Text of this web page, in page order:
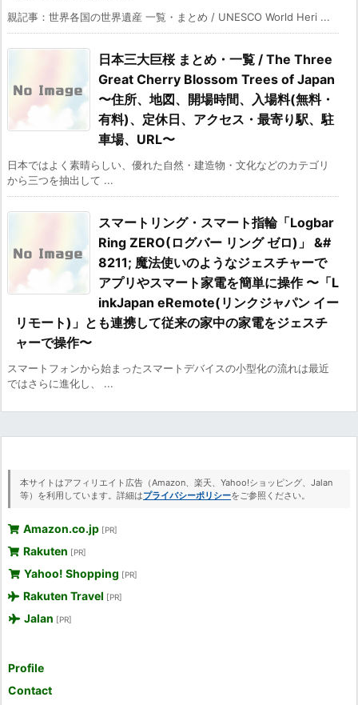
親記事：世界各国の世界遺産 一覧・まとめ / UNESCO World Heri ...
日本三大巨桜 まとめ・一覧 / The Three
Great Cherry Blossom Trees of Japan
〜住所、地図、開場時間、入場料(無料・
有料)、定休日、アクセス・最寄り駅、駐
車場、URL〜
日本ではよく素晴らしい、優れた自然・建造物・文化などのカテゴリ
から三つを抽出して ...
スマートリング・スマート指輪「Logbar
Ring ZERO(ログバー リング ゼロ)」 &#
8211; 魔法使いのようなジェスチャーで
アプリやスマート家電を簡単に操作 〜「L
inkJapan eRemote(リンクジャパン イー
リモート)」とも連携して従来の家中の家電をジェスチ
ャーで操作〜
スマートフォンから始まったスマートデバイスの小型化の流れは最近
ではさらに進化し、 ...
本サイトはアフィリエイト広告（Amazon、楽天、Yahoo!ショッピング、Jalan
等）を利用しています。詳細はプライバシーポリシーをご参照ください。
Amazon.co.jp [PR]
Rakuten [PR]
Yahoo! Shopping [PR]
Rakuten Travel [PR]
Jalan [PR]
Profile
Contact